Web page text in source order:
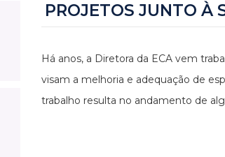
PROJETOS JUNTO À
Há anos, a Diretora da ECA vem
visam a melhoria e adequação de
trabalho resulta no andamento de